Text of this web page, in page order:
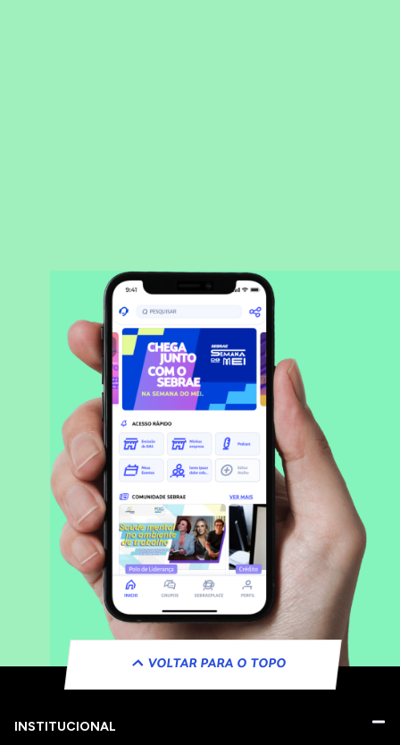
VOLTAR PARA O TOPO
INSTITUCIONAL